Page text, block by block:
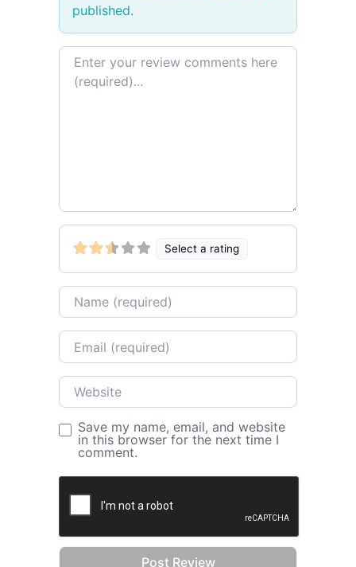
published.
Review text
Select a rating
Name
Email
Website
Save my name, email, and website
in this browser for the next time I
comment.